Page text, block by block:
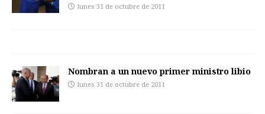
lunes 31 de octubre de 2011
Nombran a un nuevo primer ministro libio
lunes 31 de octubre de 2011